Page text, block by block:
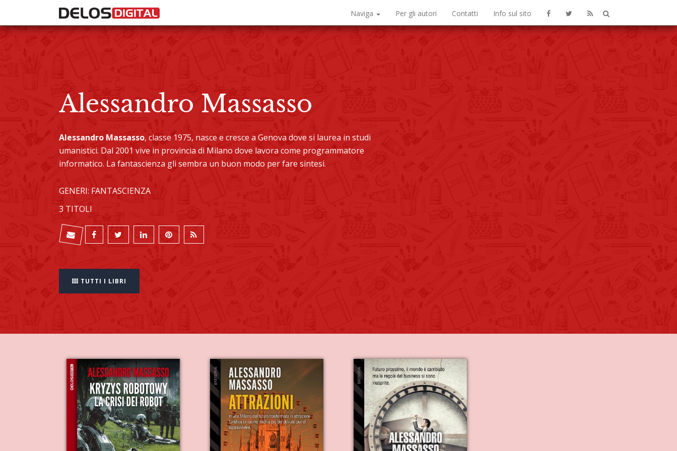
Naviga Per gli autori Contatti Info sul sito
Alessandro Massasso
Alessandro Massasso, classe 1975, nasce e cresce a Genova dove si laurea in studi
umanistici. Dal 2001 vive in provincia di Milano dove lavora come programmatore
informatico. La fantascienza gli sembra un buon modo per fare sintesi.
GENERI: FANTASCIENZA
3 TITOLI
TUTTI I LIBRI